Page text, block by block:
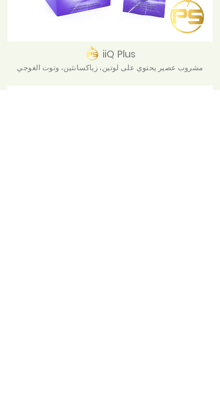
iiQ Plus
مشروب عصير يحتوي على لوتين، زياكسانثين، وتوت الغوجي